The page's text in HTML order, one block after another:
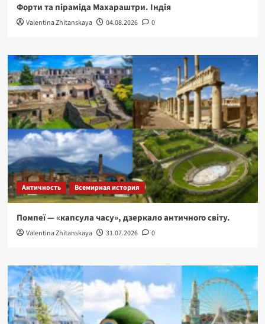
Форти та піраміда Махараштри. Індія
Valentina Zhitanskaya 04.08.2026 0
Античность Всемирная история
Помпеї — «капсула часу», дзеркало античного світу.
Valentina Zhitanskaya 31.07.2026 0